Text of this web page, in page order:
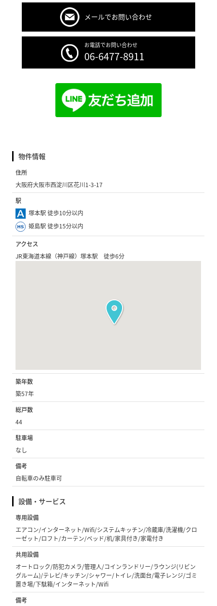
メールでお問い合わせ
お電話でお問い合わせ
06-6477-8911
物件情報
住所
大阪府大阪市西淀川区花川1-3-17
駅
塚本駅 徒歩10分以内
姫島駅 徒歩15分以内
アクセス
JR東海道本線（神戸線）塚本駅 徒歩6分
築年数
築57年
総戸数
44
駐車場
なし
備考
自転車のみ駐車可
設備・サービス
専用設備
エアコン/インターネット/Wifi/システムキッチン/冷蔵庫/洗濯機/クロ
ーゼット/ロフト/カーテン/ベッド/机/家具付き/家電付き
共用設備
オートロック/防犯カメラ/管理人/コインランドリー/ラウンジ(リビン
グルーム)/テレビ/キッチン/シャワー/トイレ/洗面台/電子レンジ/ゴミ
置き場/下駄箱/インターネット/Wifi
備考